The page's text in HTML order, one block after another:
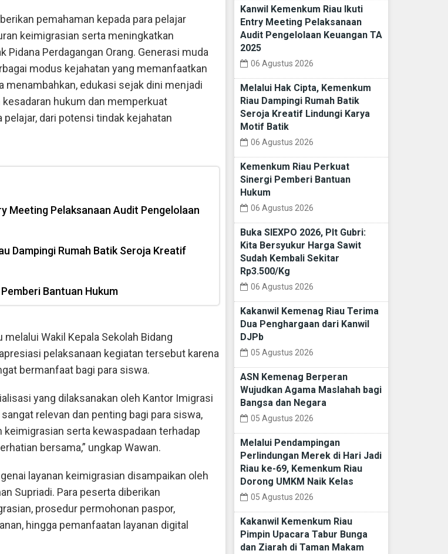
pemahaman kepada para pelajar
keimigrasian serta meningkatkan
Pidana Perdagangan Orang. Generasi muda
modus kejahatan yang memanfaatkan
menambahkan, edukasi sejak dini menjadi
hukum dan memperkuat
dari potensi tindak kejahatan
Meeting Pelaksanaan Audit Pengelolaan
Dampingi Rumah Batik Seroja Kreatif
Bantuan Hukum
melalui Wakil Kepala Sekolah Bidang
pelaksanaan kegiatan tersebut karena
bermanfaat bagi para siswa.
yang dilaksanakan oleh Kantor Imigrasi
relevan dan penting bagi para siswa,
serta kewaspadaan terhadap
bersama,” ungkap Wawan.
layanan keimigrasian disampaikan oleh
Supriadi. Para peserta diberikan
prosedur permohonan paspor,
hingga pemanfaatan layanan digital
Kanwil Kemenkum Riau Ikuti
Entry Meeting Pelaksanaan
Audit Pengelolaan Keuangan TA
2025
06 Agustus 2026
Melalui Hak Cipta, Kemenkum
Riau Dampingi Rumah Batik
Seroja Kreatif Lindungi Karya
Motif Batik
06 Agustus 2026
Kemenkum Riau Perkuat
Sinergi Pemberi Bantuan
Hukum
06 Agustus 2026
Buka SIEXPO 2026, Plt Gubri:
Kita Bersyukur Harga Sawit
Sudah Kembali Sekitar
Rp3.500/Kg
06 Agustus 2026
Kakanwil Kemenag Riau Terima
Dua Penghargaan dari Kanwil
DJPb
05 Agustus 2026
ASN Kemenag Berperan
Wujudkan Agama Maslahah bagi
Bangsa dan Negara
05 Agustus 2026
Melalui Pendampingan
Perlindungan Merek di Hari Jadi
Riau ke-69, Kemenkum Riau
Dorong UMKM Naik Kelas
05 Agustus 2026
Kakanwil Kemenkum Riau
Pimpin Upacara Tabur Bunga
dan Ziarah di Taman Makam